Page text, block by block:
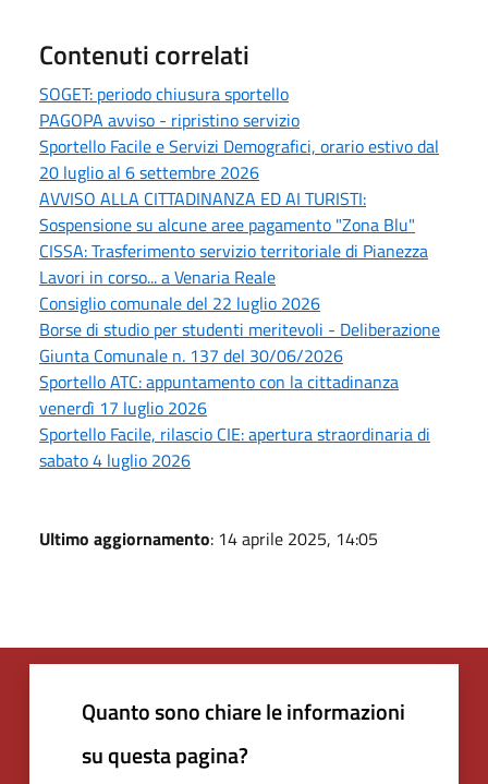
Contenuti correlati
SOGET: periodo chiusura sportello
PAGOPA avviso - ripristino servizio
Sportello Facile e Servizi Demografici, orario estivo dal
20 luglio al 6 settembre 2026
AVVISO ALLA CITTADINANZA ED AI TURISTI:
Sospensione su alcune aree pagamento "Zona Blu"
CISSA: Trasferimento servizio territoriale di Pianezza
Lavori in corso... a Venaria Reale
Consiglio comunale del 22 luglio 2026
Borse di studio per studenti meritevoli - Deliberazione
Giunta Comunale n. 137 del 30/06/2026
Sportello ATC: appuntamento con la cittadinanza
venerdì 17 luglio 2026
Sportello Facile, rilascio CIE: apertura straordinaria di
sabato 4 luglio 2026
Ultimo aggiornamento: 14 aprile 2025, 14:05
Quanto sono chiare le informazioni
su questa pagina?